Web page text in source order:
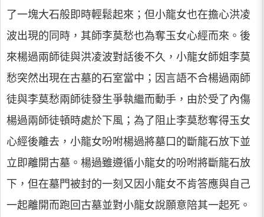
了一塊大石般即時輕鬆起來；但小龍女也在擔心洪凌
波出現的同時，其師李莫愁也為奪玉女心經而來。後
來楊過兩師徒與洪凌波對話後不久，小龍女師姐李莫
愁突然出現在古墓的石室當中；因言語不合楊過兩師
徒與李莫愁兩師徒發生爭執繼而動手，由於受了內傷
楊過兩師徒頓時處於下風；為了阻止李莫愁奪得玉女
心經後離去，小龍女吩咐楊過將墓口的斷龍石放下並
立即離開古墓。楊過雖遵循小龍女的吩咐將斷龍石放
下，但在墓門被封的一刻又因小龍女不肯答應與自己
一起離開而跑回古墓並對小龍女說願意陪其一起死。